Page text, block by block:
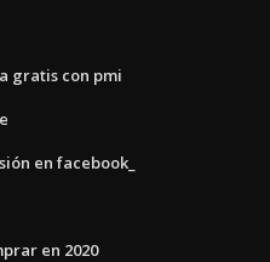
gratis con pmi
en facebook_
en 2020